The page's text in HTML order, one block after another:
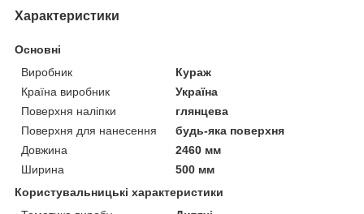
Характеристики
Основні
Виробник
Кураж
Країна виробник
Україна
Поверхня наліпки
глянцева
Поверхня для нанесення
будь-яка поверхня
Довжина
2460 мм
Ширина
500 мм
Користувальницькі характеристики